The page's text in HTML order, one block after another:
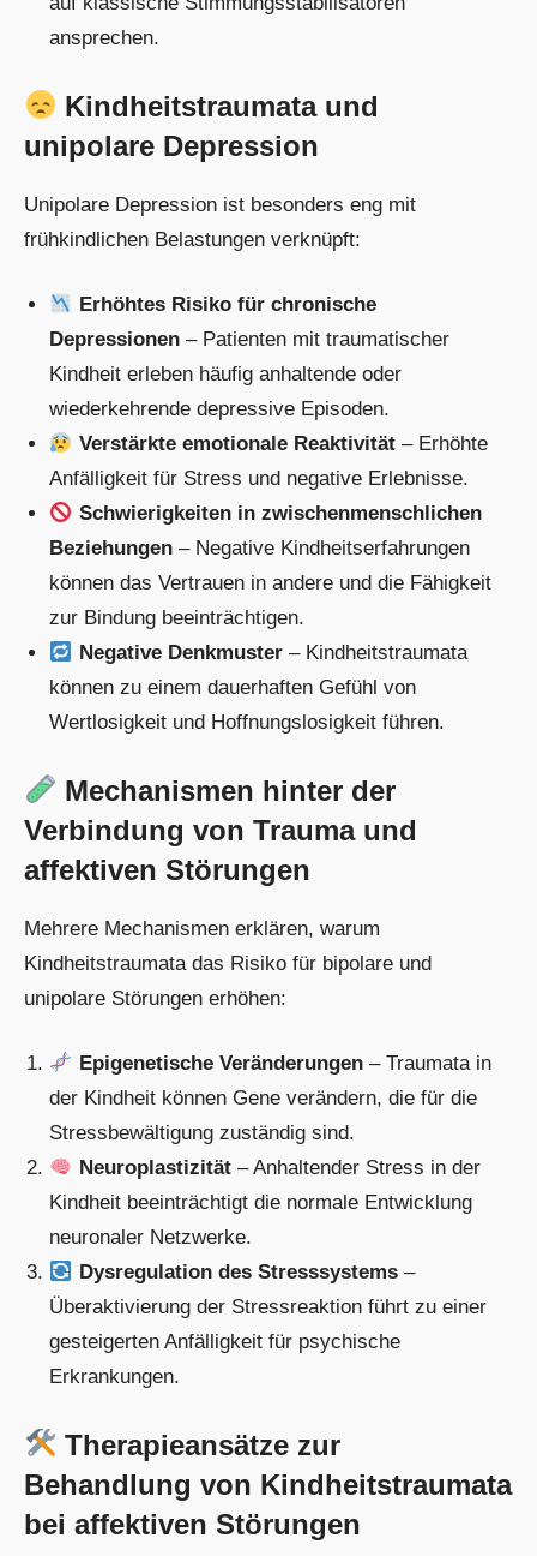
ansprechen.
Kindheitstraumata und
unipolare Depression
Unipolare Depression ist besonders eng mit
frühkindlichen Belastungen verknüpft:
Erhöhtes Risiko für chronische
Depressionen – Patienten mit traumatischer
Kindheit erleben häufig anhaltende oder
wiederkehrende depressive Episoden.
Verstärkte emotionale Reaktivität– Erhöhte
Anfälligkeit für Stress und negative Erlebnisse.
Schwierigkeiten in zwischenmenschlichen
Beziehungen – Negative Kindheitserfahrungen
können das Vertrauen in andere und die Fähigkeit
zur Bindung beeinträchtigen.
Negative Denkmuster– Kindheitstraumata
können zu einem dauerhaften Gefühl von
Wertlosigkeit und Hoffnungslosigkeit führen.
Mechanismen hinter der
Verbindung von Trauma und
affektiven Störungen
Mehrere Mechanismen erklären, warum
Kindheitstraumata das Risiko für bipolare und
unipolare Störungen erhöhen:
Epigenetische Veränderungen– Traumata in
der Kindheit können Gene verändern, die für die
Stressbewältigung zuständig sind.
Neuroplastizität– Anhaltender Stress in der
Kindheit beeinträchtigt die normale Entwicklung
neuronaler Netzwerke.
Dysregulation des Stresssystems–
Überaktivierung der Stressreaktion führt zu einer
gesteigerten Anfälligkeit für psychische
Erkrankungen.
Therapieansätze zur
Behandlung von Kindheitstraumata
bei affektiven Störungen